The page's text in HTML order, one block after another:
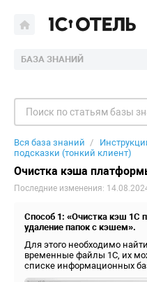
БАЗА ЗНАНИЙ
Вся база знаний
подсказки (тонкий клиент)
Очистка кэша
Последние изменения:
Способ 1: «Очистка кэш 1С
удаление папок с кэшем».
Для этого необходимо
временные файлы 1С, их
списке информационных